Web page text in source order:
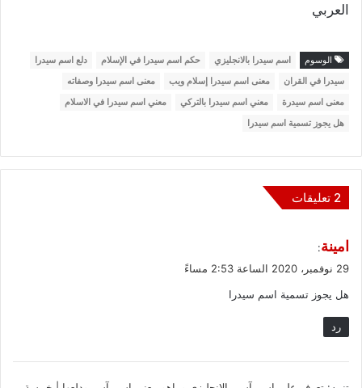
العربي
الوسوم اسم سيدرا بالانجليزي حكم اسم سيدرا في الإسلام
دلع اسم سيدرا
سيدرا في القران
معنى اسم سيدرا إسلام ويب
معنى اسم سيدرا وصفاته
معنى اسم سيدرة
معني اسم سيدرا بالتركي
معني اسم سيدرا في الاسلام
هل يجوز تسمية اسم سيدرا
‫2 تعليقات
ي
ل
امينة:
29 نوفمبر، 2020 الساعة 2:53 مساءً
هل يجوز تسمية اسم سيدرا
رد